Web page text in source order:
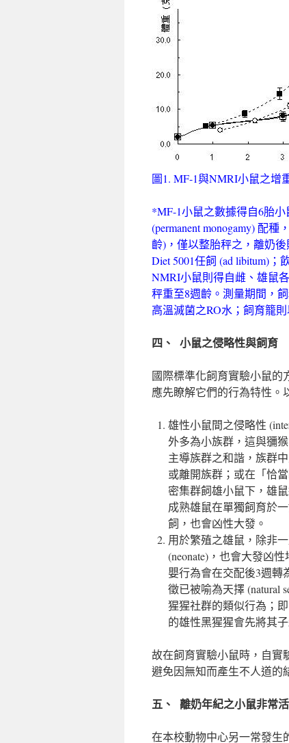
圖1. MF-1與NMRI小鼠之增
*MF-1小鼠之數據得自6胎
(permanent monogamy) 配
齡)，僅以整胎秤之，離奶後
Diet 5001任飼 (ad libitum)；
NMRI小鼠則得自雌、雄鼠
秤重至8週齡。測量期間，飼
高溫滅菌之RO水；飼育籠則
四、 小鼠之侵略性與飼育
國際標準化飼育實驗小鼠的
應先瞭解它們的行為特性。
雄性小鼠間之侵略性
外多為小族群，這與獼猴
主導族群之和諧，族群
或離開族群；或在「恰
密集群飼雄小鼠下，雄
成熟雄鼠在單獨飼育於
飼，也會凶性大發。
用於繁殖之雄鼠，除非
(neonate)，也會大發凶
嬰行為會在交配後3週轉
徵已被喻為天擇 (natural
猩猩社群的類似行為；
的雄性黑猩猩會先將其
故在飼育實驗小鼠時，自實
避免因無知而產生不人道的
五、 離奶年紀之小鼠非常
在本校動物中心另一常發生